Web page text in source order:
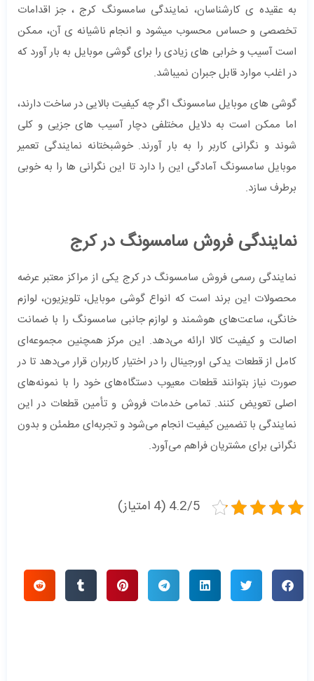
به عقیده ی کارشناسان، نمایندگی سامسونگ کرج ، جز اقدامات
تخصصی و حساس محسوب میشود و انجام ناشیانه ی آن، ممکن
است آسیب و خرابی های زیادی را برای گوشی موبایل به بار آورد که
در اغلب موارد قابل جبران نمیباشد.
گوشی های موبایل سامسونگ اگر چه کیفیت بالایی در ساخت دارند،
اما ممکن است به دلایل مختلفی دچار آسیب های جزیی و کلی
شوند و نگرانی کاربر را به بار آورند. خوشبختانه نمایندگی تعمیر
موبایل سامسونگ آمادگی این را دارد تا این نگرانی ها را به خوبی
برطرف سازد.
نمایندگی فروش سامسونگ در کرج
نمایندگی رسمی فروش سامسونگ در کرج یکی از مراکز معتبر عرضه
محصولات این برند است که انواع گوشی موبایل، تلویزیون، لوازم
خانگی، ساعت‌های هوشمند و لوازم جانبی سامسونگ را با ضمانت
اصالت و کیفیت کالا ارائه می‌دهد. این مرکز همچنین مجموعه‌ای
کامل از قطعات یدکی اورجینال را در اختیار کاربران قرار می‌دهد تا در
صورت نیاز بتوانند قطعات معیوب دستگاه‌های خود را با نمونه‌های
اصلی تعویض کنند. تمامی خدمات فروش و تأمین قطعات در این
نمایندگی با تضمین کیفیت انجام می‌شود و تجربه‌ای مطمئن و بدون
نگرانی برای مشتریان فراهم می‌آورد.
4.2/5 (4 امتیاز)